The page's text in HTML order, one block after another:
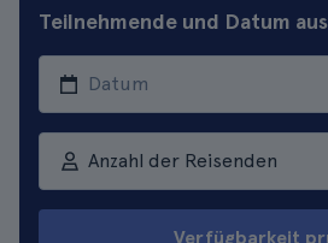
Teilnehmende und Datum
Anzahl der Reisenden
Verfügbarkeit